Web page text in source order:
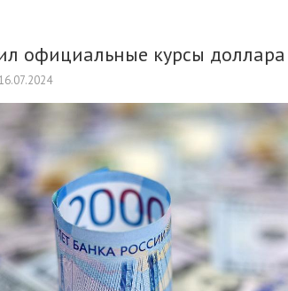
официальные курсы